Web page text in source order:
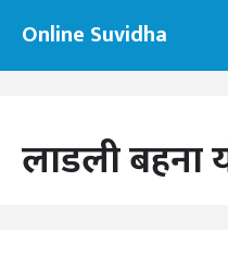
content
Online Suvidha
लाडली बहना